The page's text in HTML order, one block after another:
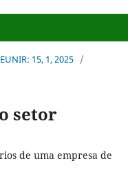
15, 1, 2025 /
setor
de uma empresa de